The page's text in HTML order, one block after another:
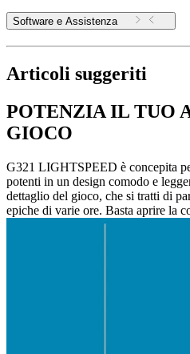
Software e Assistenza
Articoli suggeriti
POTENZIA IL TUO
GIOCO
G321 LIGHTSPEED è concepita
potenti in un design comodo e
dettaglio del gioco, che si tratti di
epiche di varie ore. Basta aprire la